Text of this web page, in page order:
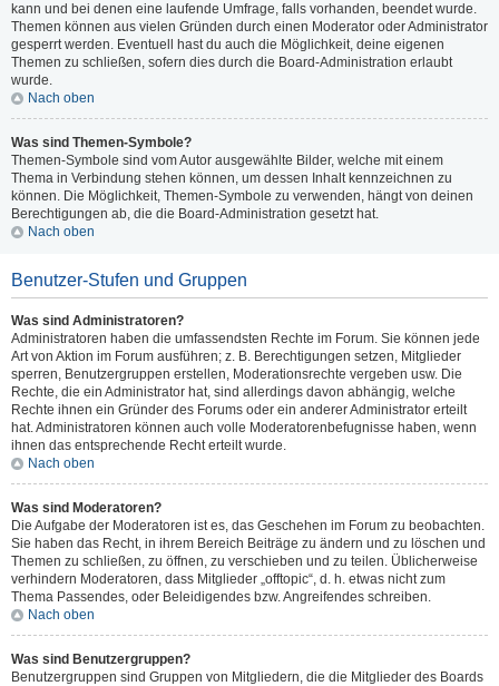
kann und bei denen eine laufende Umfrage, falls vorhanden, beendet wurde.
Themen können aus vielen Gründen durch einen Moderator oder Administrator
gesperrt werden. Eventuell hast du auch die Möglichkeit, deine eigenen
Themen zu schließen, sofern dies durch die Board-Administration erlaubt
wurde.
Nach oben
Was sind Themen-Symbole?
Themen-Symbole sind vom Autor ausgewählte Bilder, welche mit einem
Thema in Verbindung stehen können, um dessen Inhalt kennzeichnen zu
können. Die Möglichkeit, Themen-Symbole zu verwenden, hängt von deinen
Berechtigungen ab, die die Board-Administration gesetzt hat.
Nach oben
Benutzer-Stufen und Gruppen
Was sind Administratoren?
Administratoren haben die umfassendsten Rechte im Forum. Sie können jede
Art von Aktion im Forum ausführen; z. B. Berechtigungen setzen, Mitglieder
sperren, Benutzergruppen erstellen, Moderationsrechte vergeben usw. Die
Rechte, die ein Administrator hat, sind allerdings davon abhängig, welche
Rechte ihnen ein Gründer des Forums oder ein anderer Administrator erteilt
hat. Administratoren können auch volle Moderatorenbefugnisse haben, wenn
ihnen das entsprechende Recht erteilt wurde.
Nach oben
Was sind Moderatoren?
Die Aufgabe der Moderatoren ist es, das Geschehen im Forum zu beobachten.
Sie haben das Recht, in ihrem Bereich Beiträge zu ändern und zu löschen und
Themen zu schließen, zu öffnen, zu verschieben und zu teilen. Üblicherweise
verhindern Moderatoren, dass Mitglieder „offtopic“, d. h. etwas nicht zum
Thema Passendes, oder Beleidigendes bzw. Angreifendes schreiben.
Nach oben
Was sind Benutzergruppen?
Benutzergruppen sind Gruppen von Mitgliedern, die die Mitglieder des Boards